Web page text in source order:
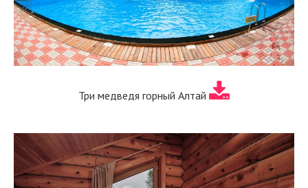
Три медведя горный Алтай